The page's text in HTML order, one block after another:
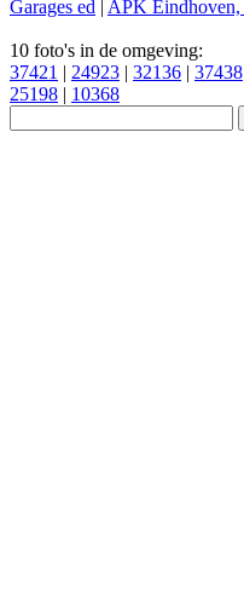
Garages ed | APK Eindhoven,
10 foto's in de omgeving:
37421 | 24923 | 32136 | 37438
25198 | 10368